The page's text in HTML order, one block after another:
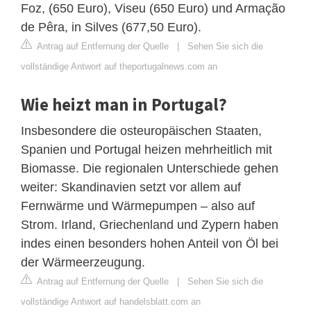
Foz, (650 Euro), Viseu (650 Euro) und Armação
de Pêra, in Silves (677,50 Euro).
Antrag auf Entfernung der Quelle | Sehen Sie sich die
vollständige Antwort auf theportugalnews.com an
Wie heizt man in Portugal?
Insbesondere die osteuropäischen Staaten,
Spanien und Portugal heizen mehrheitlich mit
Biomasse. Die regionalen Unterschiede gehen
weiter: Skandinavien setzt vor allem auf
Fernwärme und Wärmepumpen – also auf
Strom. Irland, Griechenland und Zypern haben
indes einen besonders hohen Anteil von Öl bei
der Wärmeerzeugung.
Antrag auf Entfernung der Quelle | Sehen Sie sich die
vollständige Antwort auf handelsblatt.com an